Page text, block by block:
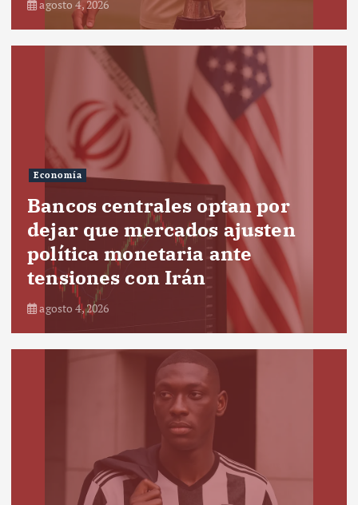
agosto 4, 2026
Economía
Bancos centrales optan por
dejar que mercados ajusten
política monetaria ante
tensiones con Irán
agosto 4, 2026